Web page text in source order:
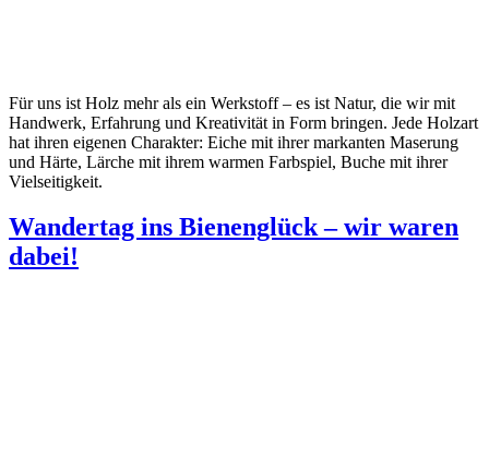
Für uns ist Holz mehr als ein Werkstoff – es ist Natur, die wir mit
Handwerk, Erfahrung und Kreativität in Form bringen. Jede Holzart
hat ihren eigenen Charakter: Eiche mit ihrer markanten Maserung
und Härte, Lärche mit ihrem warmen Farbspiel, Buche mit ihrer
Vielseitigkeit.
Wandertag ins Bienenglück – wir waren
dabei!